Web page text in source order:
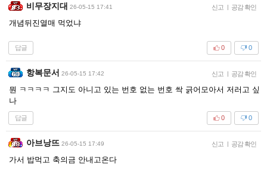
비무장지대 26-05-15 17:41 신고 | 공감 확인
개념뒤진열매 먹었냐
답글 0
0
항복문서 26-05-15 17:42 신고 | 공감 확인
뭔 ㅋㅋㅋㅋ 그지도 아니고 있는 번호 없는 번호 싹 긁어모아서 저러고 싶
나
답글 0
0
아브낭뜨 26-05-15 17:49 신고 | 공감 확인
가서 밥먹고 축의금 안내고온다